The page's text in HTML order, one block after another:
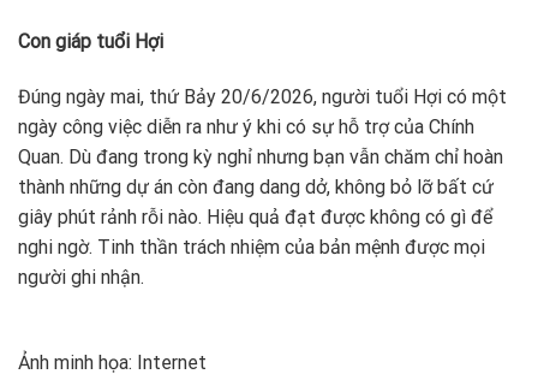
Con giáp tuổi Hợi
Đúng ngày mai, thứ Bảy 20/6/2026, người tuổi Hợi có một
ngày công việc diễn ra như ý khi có sự hỗ trợ của Chính
Quan. Dù đang trong kỳ nghỉ nhưng bạn vẫn chăm chỉ hoàn
thành những dự án còn đang dang dở, không bỏ lỡ bất cứ
giây phút rảnh rỗi nào. Hiệu quả đạt được không có gì để
nghi ngờ. Tinh thần trách nhiệm của bản mệnh được mọi
người ghi nhận.
Ảnh minh họa: Internet